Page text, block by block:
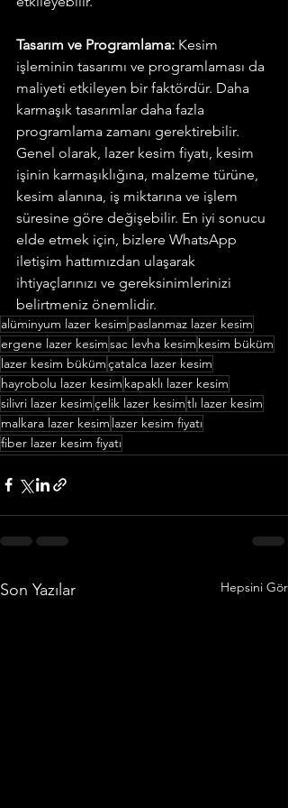
Tasarım ve Programlama: Kesim
işleminin tasarımı ve programlaması da
maliyeti etkileyen bir faktördür. Daha
karmaşık tasarımlar daha fazla
programlama zamanı gerektirebilir.
Genel olarak, lazer kesim fiyatı, kesim
işinin karmaşıklığına, malzeme türüne,
kesim alanına, iş miktarına ve işlem
süresine göre değişebilir. En iyi sonucu
elde etmek için, bizlere WhatsApp
iletişim hattımızdan ulaşarak
ihtiyaçlarınızı ve gereksinimlerinizi
belirtmeniz önemlidir.
alüminyum lazer kesim paslanmaz lazer kesim
ergene lazer kesimsac levha kesim kesim büküm
lazer kesim bükümçatalca lazer kesim
hayrobolu lazer kesim kapaklı lazer kesim
silivri lazer kesimçelik lazer kesimtlı lazer kesim
malkara lazer kesim lazer kesim fiyatı
fiber lazer kesim fiyatı
Son Yazılar Hepsini Gör